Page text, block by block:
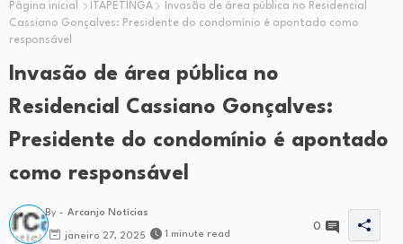
Página inicial ITAPETINGA
Invasão de área pública no Residencial
Cassiano Gonçalves: Presidente do condomínio é apontado como
responsável
Invasão de área pública no
Residencial Cassiano Gonçalves:
Presidente do condomínio é apontado
como responsável
By - Arcanjo Notícias
janeiro 27, 2025 1 minute read
0